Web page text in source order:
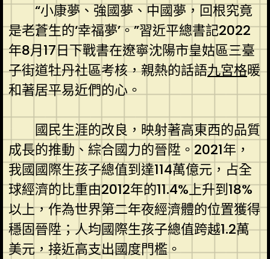
“小康夢、強國夢、中國夢，回根究竟
是老蒼生的‘幸福夢’。”習近平總書記2022
年8月17日下戰書在遼寧沈陽市皇姑區三臺
子街道牡丹社區考核，親熱的話語九宮格暖
和著居平易近們的心。
國民生涯的改良，映射著高東西的品質
成長的推動、綜合國力的晉陞。2021年，
我國國際生孩子總值到達114萬億元，占全
球經濟的比重由2012年的11.4%上升到18%
以上，作為世界第二年夜經濟體的位置獲得
穩固晉陞；人均國際生孩子總值跨越1.2萬
美元，接近高支出國度門檻。